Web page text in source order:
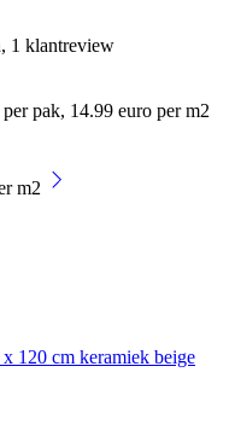
1 klantreview
pak, 14.99 euro per m2
m2
120 cm keramiek beige